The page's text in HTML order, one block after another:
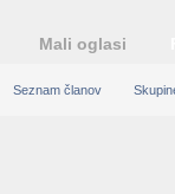
Mali oglasi
Seznam članov